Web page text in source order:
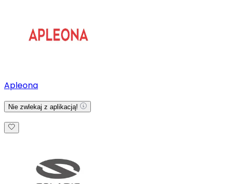
Apleona
Nie zwlekaj z aplikacją!